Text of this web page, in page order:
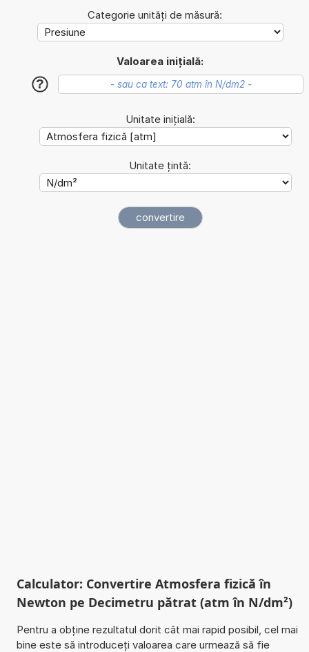
Categorie unități de măsură:
Valoarea inițială:
?
Unitate inițială:
Unitate țintă:
Calculator: Convertire Atmosfera fizică în
Newton pe Decimetru pătrat (atm în N/dm²)
Pentru a obține rezultatul dorit cât mai rapid posibil, cel mai
bine este să introduceți valoarea care urmează să fie